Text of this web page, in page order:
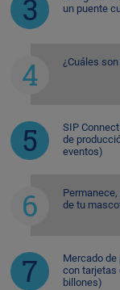
un puente
¿Cuáles
SIP
de
eventos)
de tu
Mercado
con tarjetas
billones)